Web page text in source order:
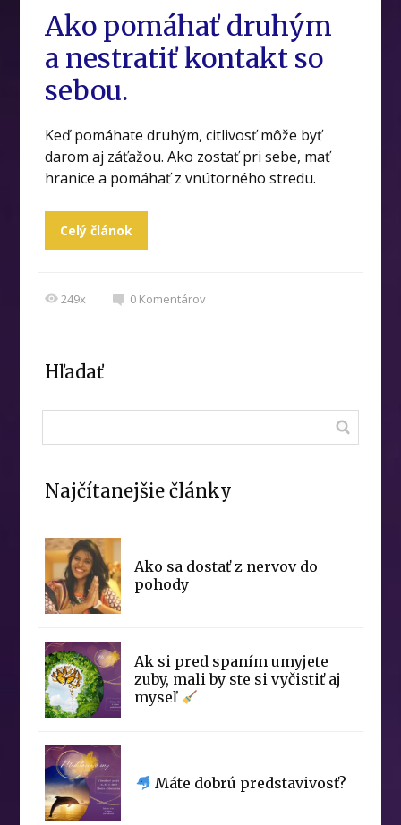
Ako pomáhať druhým
a nestratiť kontakt so
sebou.
Keď pomáhate druhým, citlivosť môže byť
darom aj záťažou. Ako zostať pri sebe, mať
hranice a pomáhať z vnútorného stredu.
Celý článok
249x 0 Komentárov
Hľadať
Najčítanejšie články
Ako sa dostať z nervov do
pohody
Ak si pred spaním umyjete
zuby, mali by ste si vyčistiť aj
myseľ
Máte dobrú predstavivosť?